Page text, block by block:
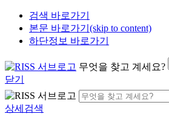
검색 바로가기
본문 바로가기(skip to content)
하단정보 바로가기
무엇을 찾고 계세요?
닫기
상세검색